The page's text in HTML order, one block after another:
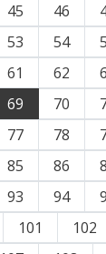
45 46
53 54
61 62
69 70
77 78
85 86
93 94
101 102